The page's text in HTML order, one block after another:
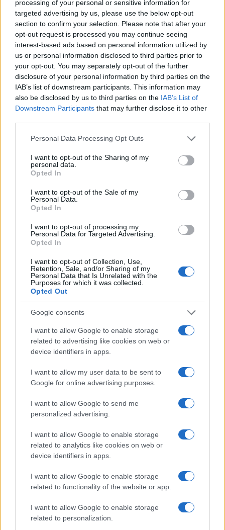
processing of your personal or sensitive information for
targeted advertising by us, please use the below opt-out
section to confirm your selection. Please note that after your
opt-out request is processed you may continue seeing
interest-based ads based on personal information utilized by
us or personal information disclosed to third parties prior to
your opt-out. You may separately opt-out of the further
disclosure of your personal information by third parties on the
IAB’s list of downstream participants. This information may
also be disclosed by us to third parties on the IAB’s List of
Downstream Participants that may further disclose it to other
Please note that this website/app uses one or more Google
not limited to your visit or usage behaviour. You may click to
grant or deny consent to Google and its third-party tags to
use your data for below specified purposes in below Google
consent section.
Personal Data Processing Opt Outs
I want to opt-out of the Sharing of my
personal data.
Opted In
I want to opt-out of the Sale of my
Personal Data.
Opted In
I want to opt-out of processing my
Personal Data for Targeted Advertising.
Opted In
I want to opt-out of Collection, Use,
Retention, Sale, and/or Sharing of my
Personal Data that Is Unrelated with the
Purposes for which it was collected.
Opted Out
Google consents
I want to allow Google to enable storage
related to advertising like cookies on web or
device identifiers in apps.
I want to allow my user data to be sent to
Google for online advertising purposes.
I want to allow Google to send me
personalized advertising.
I want to allow Google to enable storage
related to analytics like cookies on web or
device identifiers in apps.
I want to allow Google to enable storage
related to functionality of the website or app.
I want to allow Google to enable storage
related to personalization.
En sólo tres días para visitar Venecia, el tiempo
es apremiante, pero no debe perder la
oportunidad de visitar y subir estaimponente
escalerade caracol de más de 26 metros, la
«Contarini del Bovolo», desde la que se podrá
ver prácticamente toda Venecia; incluyendo
cúpulas de la Basílica de San Marcos, para un
saludo final antes de regresar y visitar las mil
bellezas que la ciudad de las aguas altas.
AUTOR
Redacción Viajar365.com
Sigue leyendo